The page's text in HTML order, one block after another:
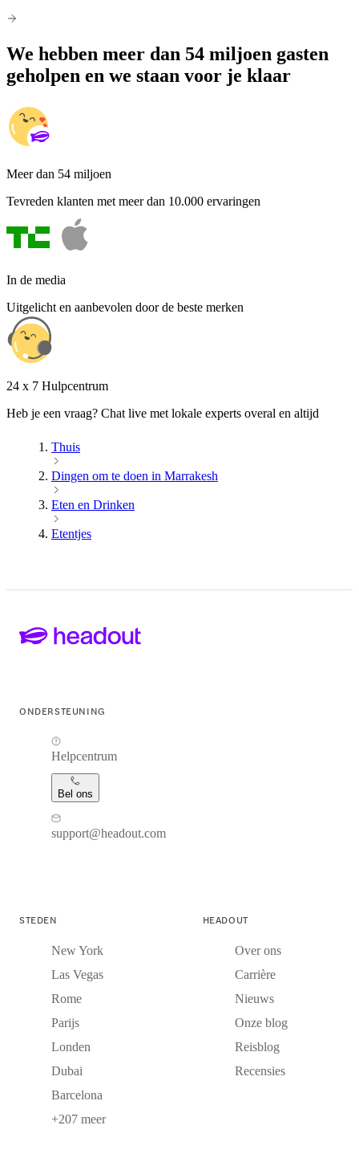
We hebben meer dan 54 miljoen gasten
geholpen en we staan voor je klaar
Meer dan 54 miljoen
Tevreden klanten met meer dan 10.000 ervaringen
In de media
Uitgelicht en aanbevolen door de beste merken
24 x 7 Hulpcentrum
Heb je een vraag? Chat live met lokale experts overal en altijd
Thuis
Dingen om te doen in Marrakesh
Eten en Drinken
Etentjes
ONDERSTEUNING
Helpcentrum
Bel ons
support@headout.com
STEDEN
New York
Las Vegas
Rome
Parijs
Londen
Dubai
Barcelona
+207 meer
HEADOUT
Over ons
Carrière
Nieuws
Onze blog
Reisblog
Recensies